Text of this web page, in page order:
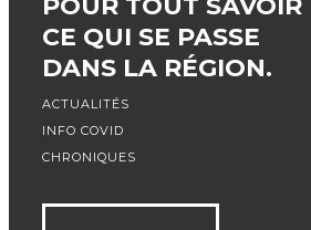
CE QUI SE PASSE
DANS LA RÉGION.
ACTUALITÉS
INFO COVID
CHRONIQUES
MONSIEUR GÉLATO
LUDIK QUÉBEC